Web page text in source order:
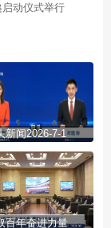
动仪式举行
新闻2026-7-1
汲取百年奋进力量 勇担时代复兴使命